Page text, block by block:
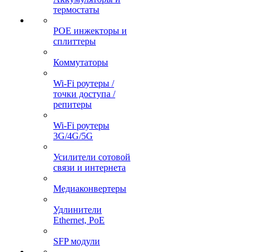
термостаты
POE инжекторы и
сплиттеры
Коммутаторы
Wi-Fi роутеры /
точки доступа /
репитеры
Wi-Fi роутеры
3G/4G/5G
Усилители сотовой
связи и интернета
Медиаконвертеры
Удлинители
Ethernet, PoE
SFP модули